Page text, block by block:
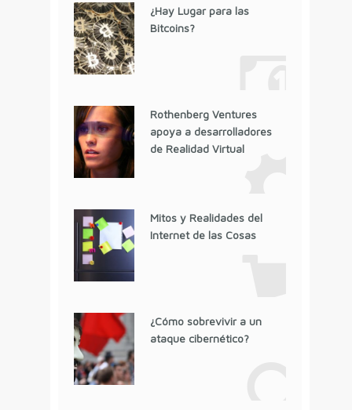
¿Hay Lugar para las
Bitcoins?
Rothenberg Ventures
apoya a desarrolladores
de Realidad Virtual
Mitos y Realidades del
Internet de las Cosas
¿Cómo sobrevivir a un
ataque cibernético?